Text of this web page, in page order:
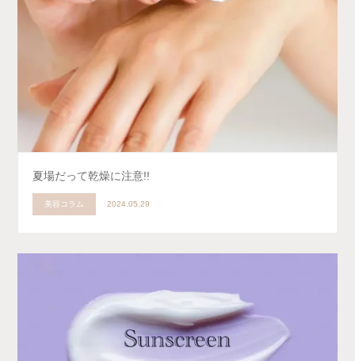
夏場だって乾燥に注意!!
美容コラム 2024.05.29